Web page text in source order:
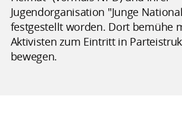
Jugendorganisation "Junge
festgestellt worden. Dort bemühe
Aktivisten zum Eintritt in
bewegen.